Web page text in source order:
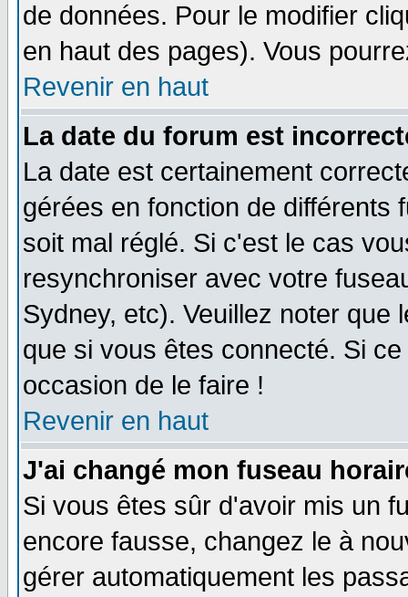
de données. Pour le modifier
en haut des pages). Vous
Revenir en haut
La date du forum est
La date est certainement
gérées en fonction de différents
soit mal réglé. Si c'est le cas
resynchroniser avec votre
Sydney, etc). Veuillez noter que
que si vous êtes connecté. Si
occasion de le faire !
Revenir en haut
J'ai changé mon fuseau
Si vous êtes sûr d'avoir mis un
encore fausse, changez le à
gérer automatiquement les